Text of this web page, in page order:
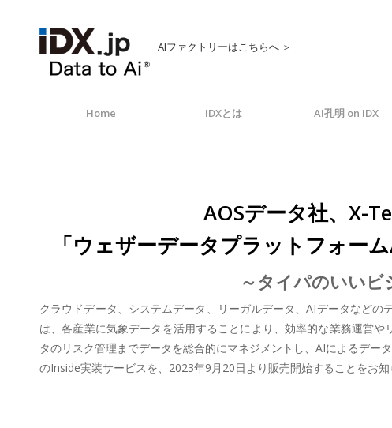
AIファクトリーはこちらへ ＞
Home IDXとは AI孔明 on IDX
AOSデータ社、X-
「ウェザーデータプラットフォー
～タイパのいい
クラウドデータ、システムデータ、リーガルデータ、AIデータなど
は、各産業に気象データを活用することにより、効率的な業務運営
タのリスク管理までデータを総合的にマネジメントし、AIによるデ
のInside実装サービスを、2023年9月20日より販売開始することをお知